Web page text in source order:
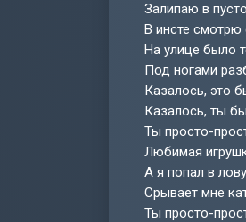
Залипаю в
В инсте смотрю
На улице было
Под ногами
Казалось, это
Казалось, ты
Ты просто-
Любимая
А я попал в
Срывает мне
Ты просто-